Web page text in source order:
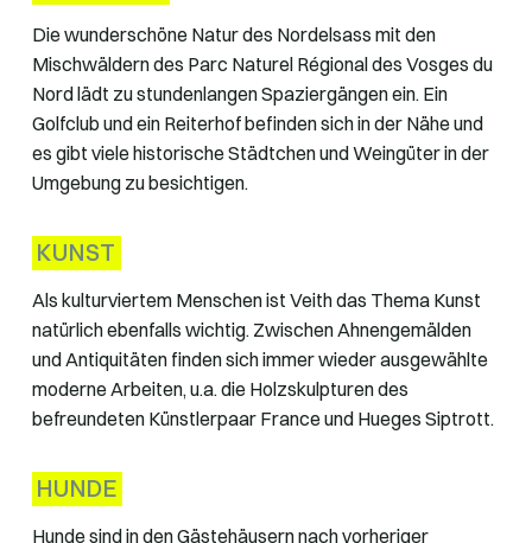
Die wunderschöne Natur des Nordelsass mit den
Mischwäldern des Parc Naturel Régional des Vosges du
Nord lädt zu stundenlangen Spaziergängen ein. Ein
Golfclub und ein Reiterhof befinden sich in der Nähe und
es gibt viele historische Städtchen und Weingüter in der
Umgebung zu besichtigen.
KUNST
Als kulturviertem Menschen ist Veith das Thema Kunst
natürlich ebenfalls wichtig. Zwischen Ahnengemälden
und Antiquitäten finden sich immer wieder ausgewählte
moderne Arbeiten, u.a. die Holzskulpturen des
befreundeten Künstlerpaar France und Hueges Siptrott.
HUNDE
Hunde sind in den Gästehäusern nach vorheriger